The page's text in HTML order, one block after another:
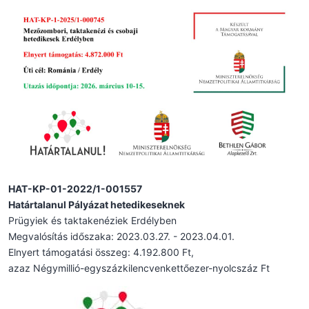
HAT-KP-01-2022/1-001557
Határtalanul Pályázat hetedikeseknek
Prügyiek és taktakenéziek Erdélyben
Megvalósítás időszaka: 2023.03.27. - 2023.04.01.
Elnyert támogatási összeg: 4.192.800 Ft,
azaz Négymillió-egyszázkilencvenkettőezer-nyolcszáz Ft